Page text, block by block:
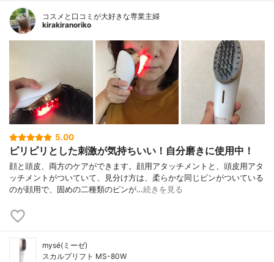
コスメと口コミが大好きな専業主婦
kirakiranoriko
5.00
ピリピリとした刺激が気持ちいい！自分磨きに使用中！
顔と頭皮、両方のケアができます。顔用アタッチメントと、頭皮用アタ
ッチメントがついていて、見分け方は、柔らかな同じピンがついている
のが顔用で、固めの二種類のピンが…続きを見る
mysé(ミーゼ)
スカルプリフト MS-80W